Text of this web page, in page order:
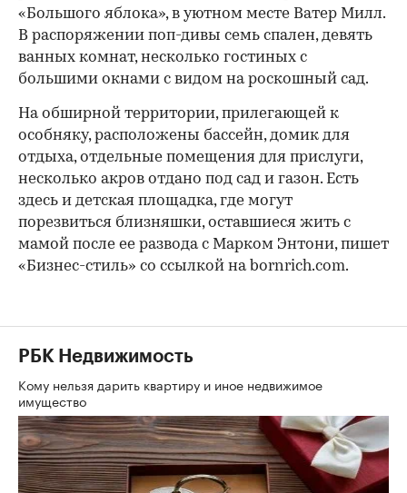
«Большого яблока», в уютном месте Ватер Милл.
В распоряжении поп-дивы семь спален, девять
ванных комнат, несколько гостиных с
большими окнами с видом на роскошный сад.
На обширной территории, прилегающей к
особняку, расположены бассейн, домик для
отдыха, отдельные помещения для прислуги,
несколько акров отдано под сад и газон. Есть
здесь и детская площадка, где могут
порезвиться близняшки, оставшиеся жить с
мамой после ее развода с Марком Энтони, пишет
«Бизнес-стиль» со ссылкой на bornrich.com.
РБК Недвижимость
Кому нельзя дарить квартиру и иное недвижимое
имущество